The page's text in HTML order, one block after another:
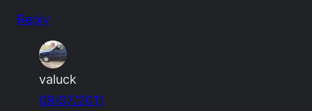
Reply
valuck
09/07/2011